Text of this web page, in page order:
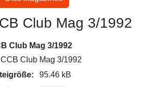
Club Mag 3/1992
Club Mag 3/1992
CCB Club Mag 3/1992
95.46 kB